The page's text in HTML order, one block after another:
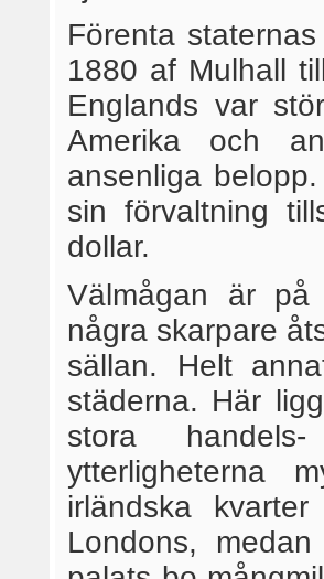
Förenta
1880 af Mulhall
Englands var
Amerika och
ansenliga
sin förvaltning
dollar.
Välmågan är på
några skarpare
sällan. Helt
städerna. Här
stora
ytterligheterna
irländska
Londons,